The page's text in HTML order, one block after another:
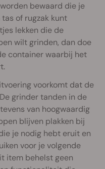
bewaard die je
of rugzak kunt
lekken die de
wilt grinden, dan doe
container waarbij het
voorkomt dat de
grinder tanden in de
van hoogwaardig
blijven plakken bij
je nodig hebt eruit en
voor je volgende
item behelst geen